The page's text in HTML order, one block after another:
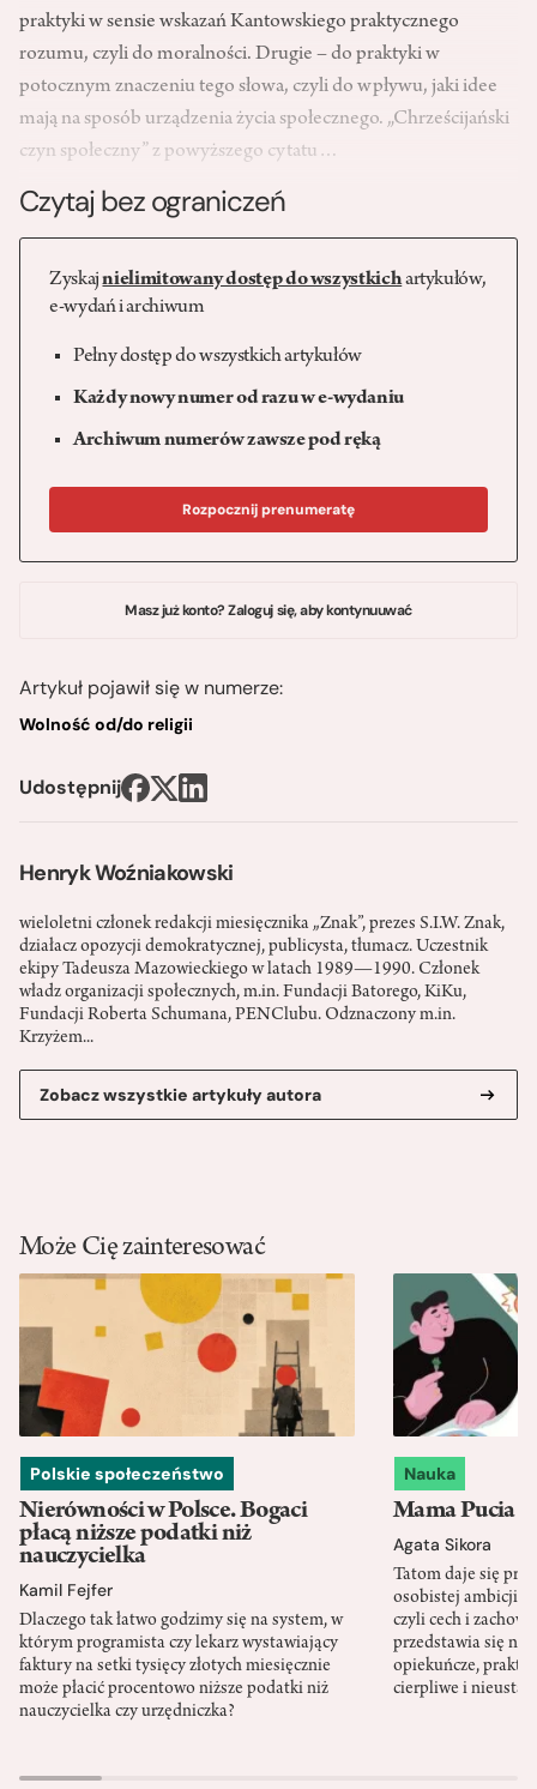
Henryk Woźniakowski
wieloletni członek redakcji miesięcznika „Znak”, prezes S.I.W. Znak,
działacz opozycji demokratycznej, publicysta, tłumacz. Uczestnik
ekipy Tadeusza Mazowieckiego w latach 1989—­1990. Członek
władz organizacji społecznych, m.in. Fundacji Batorego, KiK­u,
Fundacji Roberta Schumana, PEN­Clubu. Odznaczony m.in.
Krzyżem...
Zobacz wszystkie artykuły autora
praktyki w sensie wskazań Kantowskiego praktycznego
rozumu, czyli do moralności. Drugie – do praktyki w
potocznym znaczeniu tego słowa, czyli do wpływu, jaki idee
mają na sposób urządzenia życia społecznego. „Chrześcijański
czyn społeczny” z powyższego cytatu…
Czytaj bez ograniczeń
Zyskajnielimitowany dostęp do wszystkichartykułów,
e-wydań i archiwum
Pełny dostęp do wszystkich artykułów
Każdy nowy numer od razu w e-wydaniu
Archiwum numerów zawsze pod ręką
Rozpocznij prenumeratę
Masz już konto? Zaloguj się, aby kontynuuwać
Artykuł pojawił się w numerze:
Wolność od/do religii
Udostępnij
Może Cię zainteresować
Polskie społeczeństwo
Nierówności w Polsce. Bogaci
płacą niższe podatki niż
nauczycielka
Kamil Fejfer
Dlaczego tak łatwo godzimy się na system, w
którym programista czy lekarz wystawiający
faktury na setki tysięcy złotych miesięcznie
może płacić procentowo niższe podatki niż
nauczycielka czy urzędniczka?
Nauka
Mama Pucia
Agata Sikora
Tatom daje się
osobistej ambicji,
czyli cech i
przedstawia się
opiekuńcze,
cierpliwe i